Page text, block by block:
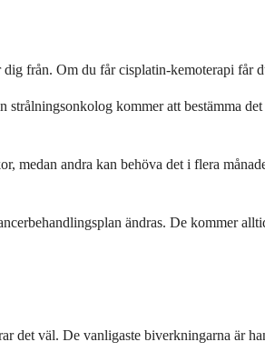
från. Om du får cisplatin-kemoterapi
kommer att bestämma
medan andra kan behöva det i flera
ändras. De kommer
det väl. De vanligaste biverkningarna är